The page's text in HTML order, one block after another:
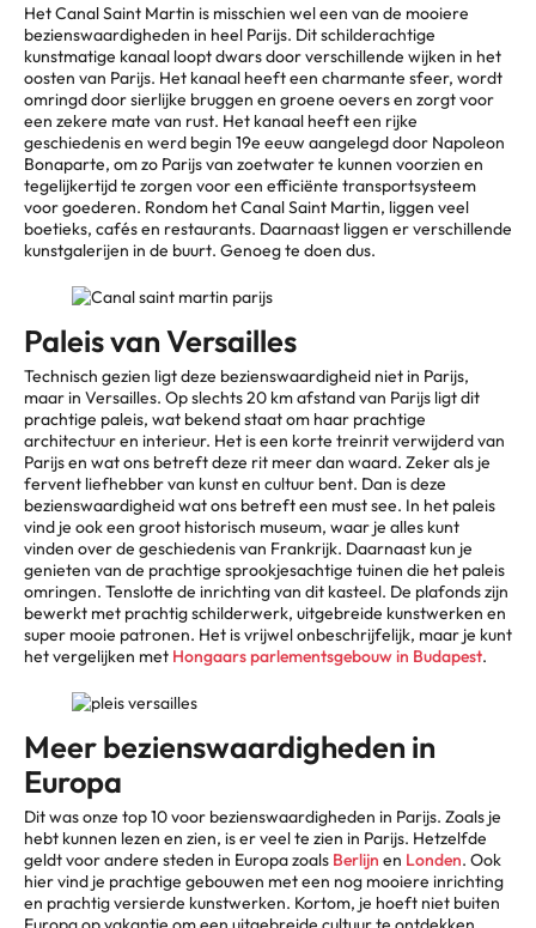
Het Canal Saint Martin is misschien wel een van de mooiere
bezienswaardigheden in heel Parijs. Dit schilderachtige
kunstmatige kanaal loopt dwars door verschillende wijken in het
oosten van Parijs. Het kanaal heeft een charmante sfeer, wordt
omringd door sierlijke bruggen en groene oevers en zorgt voor
een zekere mate van rust. Het kanaal heeft een rijke
geschiedenis en werd begin 19e eeuw aangelegd door Napoleon
Bonaparte, om zo Parijs van zoetwater te kunnen voorzien en
tegelijkertijd te zorgen voor een efficiënte transportsysteem
voor goederen. Rondom het Canal Saint Martin, liggen veel
boetieks, cafés en restaurants. Daarnaast liggen er verschillende
kunstgalerijen in de buurt. Genoeg te doen dus.
Paleis van Versailles
Technisch gezien ligt deze bezienswaardigheid niet in Parijs,
maar in Versailles. Op slechts 20 km afstand van Parijs ligt dit
prachtige paleis, wat bekend staat om haar prachtige
architectuur en interieur. Het is een korte treinrit verwijderd van
Parijs en wat ons betreft deze rit meer dan waard. Zeker als je
fervent liefhebber van kunst en cultuur bent. Dan is deze
bezienswaardigheid wat ons betreft een must see. In het paleis
vind je ook een groot historisch museum, waar je alles kunt
vinden over de geschiedenis van Frankrijk. Daarnaast kun je
genieten van de prachtige sprookjesachtige tuinen die het paleis
omringen. Tenslotte de inrichting van dit kasteel. De plafonds zijn
bewerkt met prachtig schilderwerk, uitgebreide kunstwerken en
super mooie patronen. Het is vrijwel onbeschrijfelijk, maar je kunt
het vergelijken met Hongaars parlementsgebouw in Budapest.
Meer bezienswaardigheden in
Europa
Dit was onze top 10 voor bezienswaardigheden in Parijs. Zoals je
hebt kunnen lezen en zien, is er veel te zien in Parijs. Hetzelfde
geldt voor andere steden in Europa zoals Berlijn en Londen. Ook
hier vind je prachtige gebouwen met een nog mooiere inrichting
en prachtig versierde kunstwerken. Kortom, je hoeft niet buiten